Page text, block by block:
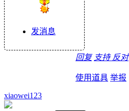
发消息
回复 支持 反对
使用道具 举报
xiaowei123